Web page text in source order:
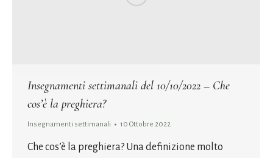
Insegnamenti settimanali del 10/10/2022 – Che
cos’è la preghiera?
Insegnamenti settimanali 10 Ottobre 2022
Che cos’è la preghiera? Una definizione molto